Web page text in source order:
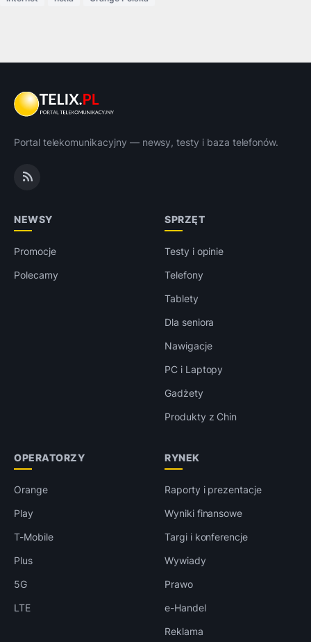
Portal telekomunikacyjny — newsy, testy i baza telefonów.
NEWSY
Promocje
Polecamy
SPRZĘT
Testy i opinie
Telefony
Tablety
Dla seniora
Nawigacje
PC i Laptopy
Gadżety
Produkty z Chin
OPERATORZY
Orange
Play
T-Mobile
Plus
5G
LTE
RYNEK
Raporty i prezentacje
Wyniki finansowe
Targi i konferencje
Wywiady
Prawo
e-Handel
Reklama